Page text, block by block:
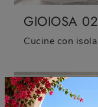
GIOIOSA 02